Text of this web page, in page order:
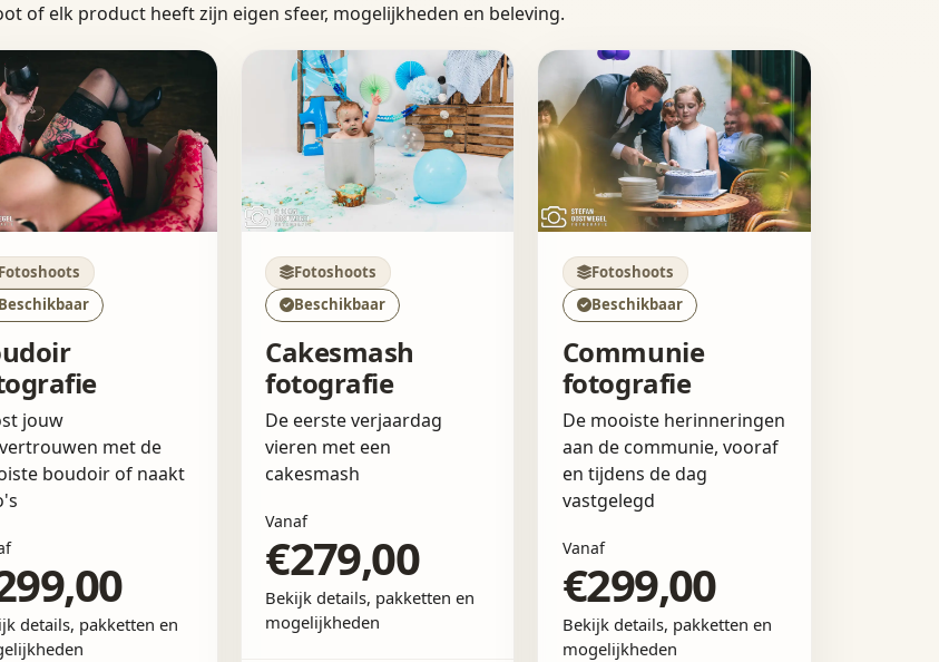
of elk product heeft zijn eigen sfeer, mogelijkheden en beleving.
jouw
met de
boudoir of naakt
details, pakketten en
Fotoshoots
Beschikbaar
Cakesmash
fotografie
De eerste verjaardag
vieren met een
cakesmash
Vanaf
€279,00
Bekijk details, pakketten en
mogelijkheden
Fotoshoots
Beschikbaar
Communie
fotografie
De mooiste herinneringen
aan de communie, vooraf
en tijdens de dag
vastgelegd
Vanaf
€299,00
Bekijk details, pakketten en
mogelijkheden